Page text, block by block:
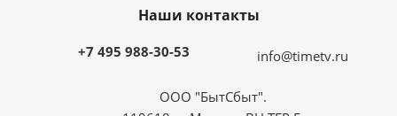
Наши контакты
+7 495 988-30-53 info@timetv.ru
ООО "БытСбыт".